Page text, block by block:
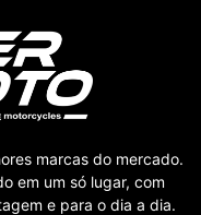
marcas do mercado.
em um só lugar, com
e para o dia a dia.